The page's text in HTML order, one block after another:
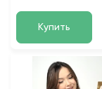
Купить